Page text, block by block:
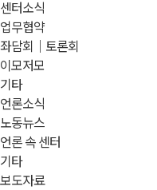
센터소식
업무협약
좌담회｜토론회
이모저모
기타
언론소식
노동뉴스
언론 속 센터
기타
보도자료